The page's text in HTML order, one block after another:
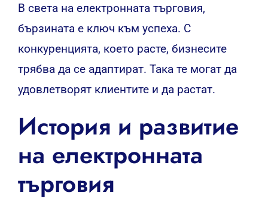
В света на електронната търговия,
бързината е ключ към успеха. С
конкуренцията, което расте, бизнесите
трябва да се адаптират. Така те могат да
удовлетворят клиентите и да растат.
История и развитие
на електронната
търговия